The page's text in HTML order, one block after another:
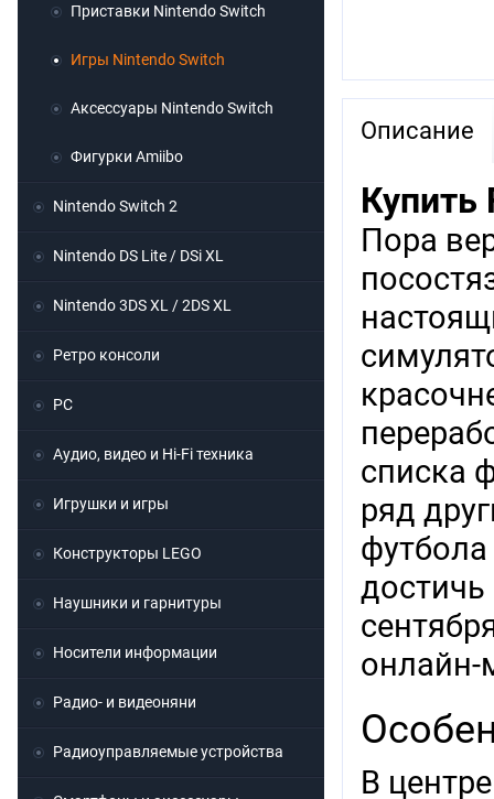
Описание
Купить
Пора
списка
ряд
онлайн-
В
Приставки Nintendo Switch
Игры Nintendo Switch
Аксессуары Nintendo Switch
Фигурки Amiibo
Nintendo Switch 2
Nintendo DS Lite / DSi XL
Nintendo 3DS XL / 2DS XL
Ретро консоли
PC
Аудио, видео и Hi-Fi техника
Игрушки и игры
Конструкторы LEGO
Наушники и гарнитуры
Носители информации
Радио- и видеоняни
Радиоуправляемые устройства